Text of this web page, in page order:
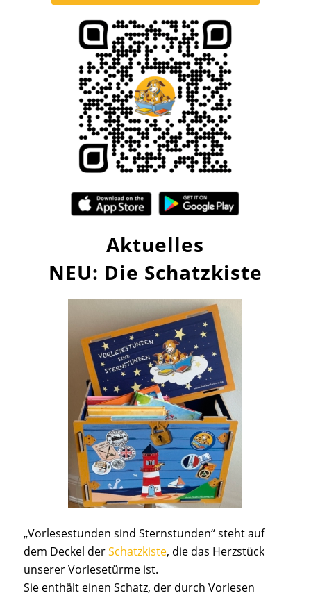
Aktuelles
NEU: Die Schatzkiste
„Vorlesestunden sind Sternstunden“ steht auf
dem Deckel derSchatzkiste, die das Herzstück
unserer Vorlesetürme ist.
Sie enthält einen Schatz, der durch Vorlesen